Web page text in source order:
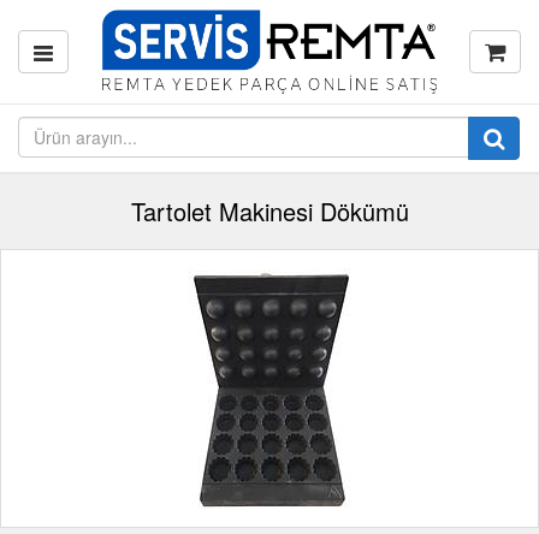
Tartolet Makinesi Dökümü